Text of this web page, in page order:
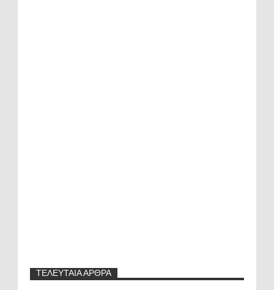
ΤΕΛΕΥΤΑΙΑ ΑΡΘΡΑ